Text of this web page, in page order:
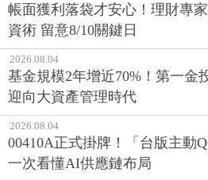
帳面獲利落袋才安心！理財專
資術 留意8/10關鍵日
2026.08.04
基金規模2年增近70%！第一金
迎向大資產管理時代
2026.08.04
00410A正式掛牌！「台版主動
一次看懂AI供應鏈布局